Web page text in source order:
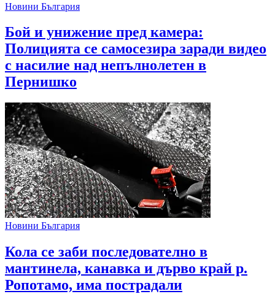
Новини България
Бой и унижение пред камера:
Полицията се самосезира заради видео
с насилие над непълнолетен в
Пернишко
Новини България
Кола се заби последователно в
мантинела, канавка и дърво край р.
Ропотамо, има пострадали